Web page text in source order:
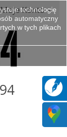
Moje Konto
technologię
automatyczny
w tych plikach